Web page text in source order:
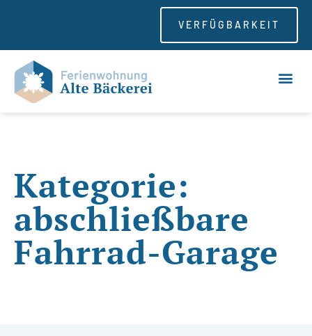
VERFÜGBARKEIT
Kategorie:
abschließbare
Fahrrad-Garage